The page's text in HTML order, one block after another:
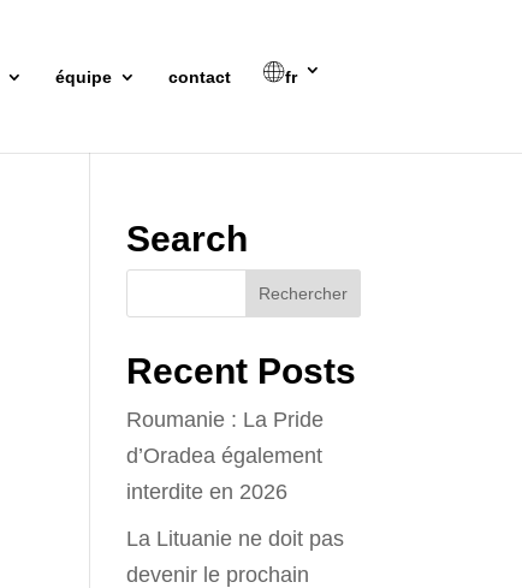
équipe contact fr
Search
Recent Posts
Roumanie : La Pride
d’Oradea également
interdite en 2026
La Lituanie ne doit pas
devenir le prochain